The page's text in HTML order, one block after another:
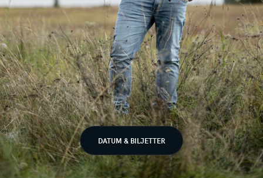
DATUM & BILJETTER